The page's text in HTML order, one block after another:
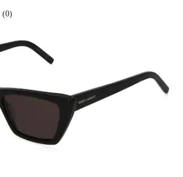
(0)